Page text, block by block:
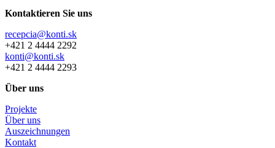
Kontaktieren Sie uns
recepcia@konti.sk
+421 2 4444 2292
konti@konti.sk
+421 2 4444 2293
Über uns
Projekte
Über uns
Auszeichnungen
Kontakt